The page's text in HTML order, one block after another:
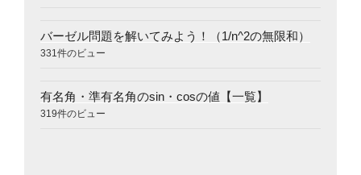
バーゼル問題を解いてみよう！（1/n^2の無限和）
331件のビュー
有名角・準有名角のsin・cosの値【一覧】
319件のビュー